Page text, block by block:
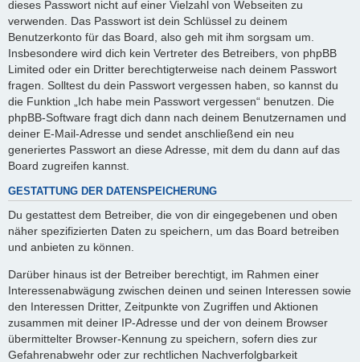
dieses Passwort nicht auf einer Vielzahl von Webseiten zu
verwenden. Das Passwort ist dein Schlüssel zu deinem
Benutzerkonto für das Board, also geh mit ihm sorgsam um.
Insbesondere wird dich kein Vertreter des Betreibers, von phpBB
Limited oder ein Dritter berechtigterweise nach deinem Passwort
fragen. Solltest du dein Passwort vergessen haben, so kannst du
die Funktion „Ich habe mein Passwort vergessen“ benutzen. Die
phpBB-Software fragt dich dann nach deinem Benutzernamen und
deiner E-Mail-Adresse und sendet anschließend ein neu
generiertes Passwort an diese Adresse, mit dem du dann auf das
Board zugreifen kannst.
GESTATTUNG DER DATENSPEICHERUNG
Du gestattest dem Betreiber, die von dir eingegebenen und oben
näher spezifizierten Daten zu speichern, um das Board betreiben
und anbieten zu können.
Darüber hinaus ist der Betreiber berechtigt, im Rahmen einer
Interessenabwägung zwischen deinen und seinen Interessen sowie
den Interessen Dritter, Zeitpunkte von Zugriffen und Aktionen
zusammen mit deiner IP-Adresse und der von deinem Browser
übermittelter Browser-Kennung zu speichern, sofern dies zur
Gefahrenabwehr oder zur rechtlichen Nachverfolgbarkeit